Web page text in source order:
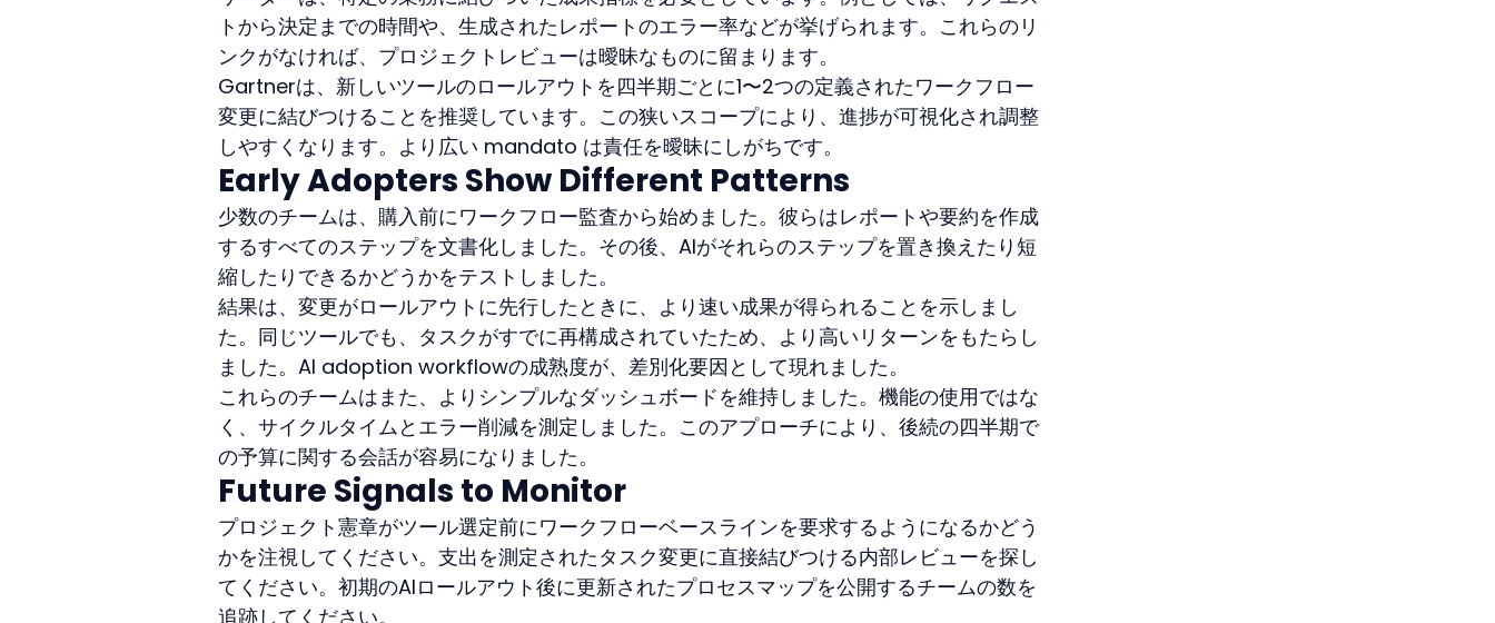
トから決定までの時間や、生成されたレポートのエラー率などが挙げられます。これらのリ
ンクがなければ、プロジェクトレビューは曖昧なものに留まります。
Gartnerは、新しいツールのロールアウトを四半期ごとに1〜2つの定義されたワークフロー
変更に結びつけることを推奨しています。この狭いスコープにより、進捗が可視化され調整
しやすくなります。より広い mandato は責任を曖昧にしがちです。
Early Adopters Show Different Patterns
少数のチームは、購入前にワークフロー監査から始めました。彼らはレポートや要約を作成
するすべてのステップを文書化しました。その後、AIがそれらのステップを置き換えたり短
縮したりできるかどうかをテストしました。
結果は、変更がロールアウトに先行したときに、より速い成果が得られることを示しまし
た。同じツールでも、タスクがすでに再構成されていたため、より高いリターンをもたらし
ました。AI adoption workflowの成熟度が、差別化要因として現れました。
これらのチームはまた、よりシンプルなダッシュボードを維持しました。機能の使用ではな
く、サイクルタイムとエラー削減を測定しました。このアプローチにより、後続の四半期で
の予算に関する会話が容易になりました。
Future Signals to Monitor
プロジェクト憲章がツール選定前にワークフローベースラインを要求するようになるかどう
かを注視してください。支出を測定されたタスク変更に直接結びつける内部レビューを探し
てください。初期のAIロールアウト後に更新されたプロセスマップを公開するチームの数を
追跡してください。